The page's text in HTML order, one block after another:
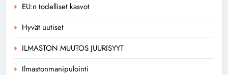
EU:n todelliset kasvot
Hyvät uutiset
ILMASTON MUUTOS JUURISYYT
Ilmastonmanipulointi